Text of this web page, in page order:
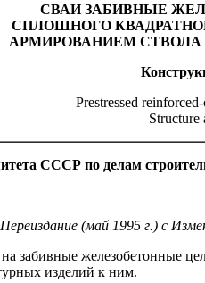
СВАИ ЗАБИВНЫЕ
СПЛОШНОГО
АРМИРОВАНИЕМ
Prestressed
Structure
СССР по делам
(май 1995 г.) с
забивные железобетонные
изделий к ним.